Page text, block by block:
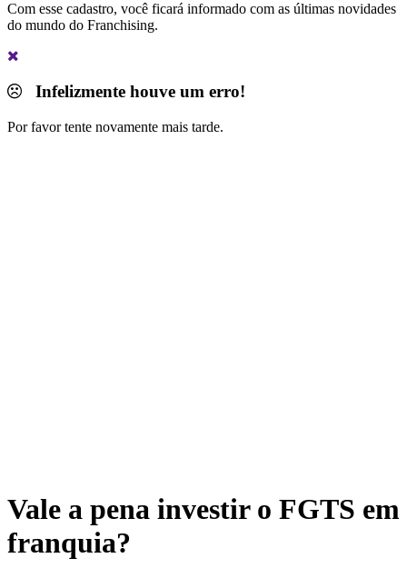
Com esse cadastro, você ficará informado com as últimas novidades
do mundo do Franchising.
Infelizmente houve um erro!
Por favor tente novamente mais tarde.
Vale a pena investir o FGTS em
franquia?